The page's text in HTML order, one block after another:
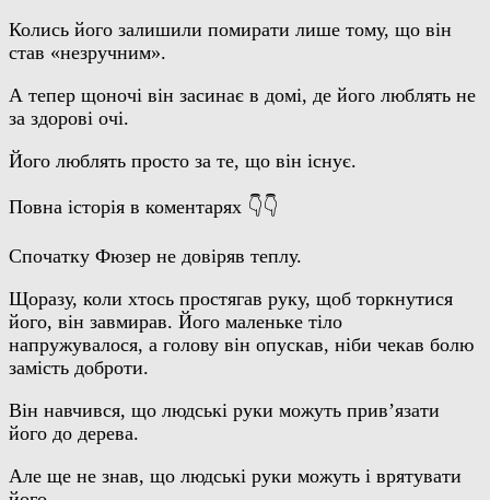
Колись його залишили помирати лише тому, що він
став «незручним».
А тепер щоночі він засинає в домі, де його люблять не
за здорові очі.
Його люблять просто за те, що він існує.
Повна історія в коментарях 👇👇
Спочатку Фюзер не довіряв теплу.
Щоразу, коли хтось простягав руку, щоб торкнутися
його, він завмирав. Його маленьке тіло
напружувалося, а голову він опускав, ніби чекав болю
замість доброти.
Він навчився, що людські руки можуть прив’язати
його до дерева.
Але ще не знав, що людські руки можуть і врятувати